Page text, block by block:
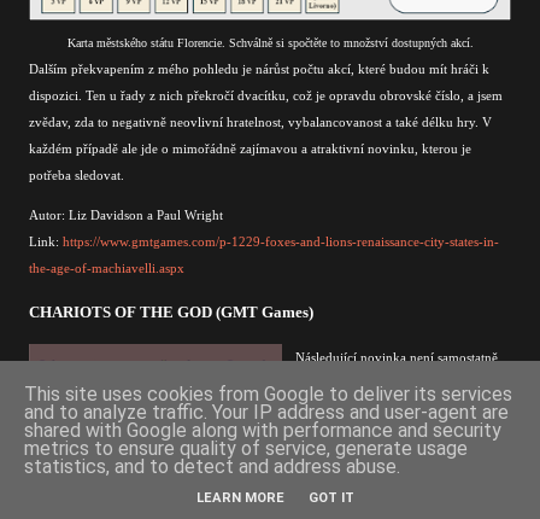
Karta městského státu Florencie. Schválně si spočtěte to množství dostupných akcí.
Dalším překvapením z mého pohledu je nárůst počtu akcí, které budou mít hráči k
dispozici. Ten u řady z nich překročí dvacítku, což je opravdu obrovské číslo, a jsem
zvědav, zda to negativně neovlivní hratelnost, vybalancovanost a také délku hry. V
každém případě ale jde o mimořádně zajímavou a atraktivní novinku, kterou je
potřeba sledovat.
Autor: Liz Davidson a Paul Wright
Link: https://www.gmtgames.com/p-1229-foxes-and-lions-renaissance-city-states-in-
the-age-of-machiavelli.aspx
CHARIOTS OF THE GOD (GMT Games)
Následující novinka není samostatně
hratelná. Ke hraní budete potřebovat
Chariots of Fire , tedy 14. díl série
Great Battles of History. Nový modul
však nebude jen drobným rozšířením,
protože nabídne hned 6 bitev
This site uses cookies from Google to deliver its services
and to analyze traffic. Your IP address and user-agent are
shared with Google along with performance and security
metrics to ensure quality of service, generate usage
statistics, and to detect and address abuse.
LEARN MORE GOT IT